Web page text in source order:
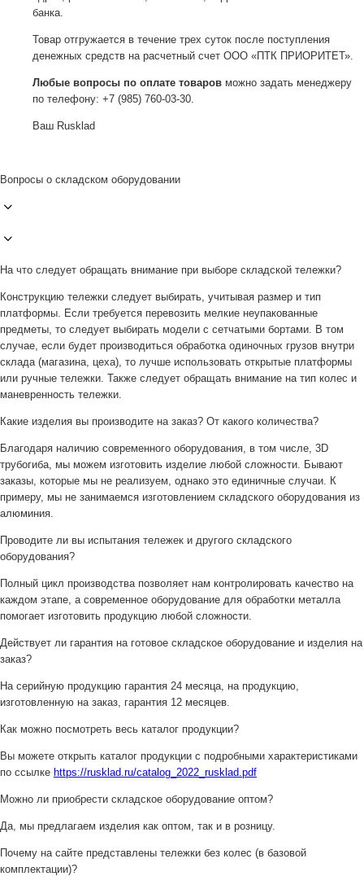
банка.
Товар отгружается в течение трех суток после поступления
денежных средств на расчетный счет ООО «ПТК ПРИОРИТЕТ».
Любые вопросы по оплате товаров можно задать менеджеру
по телефону: +7 (985) 760-03-30.
Ваш Rusklad
Вопросы о складском оборудовании
На что следует обращать внимание при выборе складской тележки?
Конструкцию тележки следует выбирать, учитывая размер и тип
платформы. Если требуется перевозить мелкие неупакованные
предметы, то следует выбирать модели с сетчатыми бортами. В том
случае, если будет производиться обработка одиночных грузов внутри
склада (магазина, цеха), то лучше использовать открытые платформы
или ручные тележки. Также следует обращать внимание на тип колес и
маневренность тележки.
Какие изделия вы производите на заказ? От какого количества?
Благодаря наличию современного оборудования, в том числе, 3D
трубогиба, мы можем изготовить изделие любой сложности. Бывают
заказы, которые мы не реализуем, однако это единичные случаи. К
примеру, мы не занимаемся изготовлением складского оборудования из
алюминия.
Проводите ли вы испытания тележек и другого складского
оборудования?
Полный цикл производства позволяет нам контролировать качество на
каждом этапе, а современное оборудование для обработки металла
помогает изготовить продукцию любой сложности.
Действует ли гарантия на готовое складское оборудование и изделия на
заказ?
На серийную продукцию гарантия 24 месяца, на продукцию,
изготовленную на заказ, гарантия 12 месяцев.
Как можно посмотреть весь каталог продукции?
Вы можете открыть каталог продукции с подробными характеристиками
по ссылке https://rusklad.ru/catalog_2022_rusklad.pdf
Можно ли приобрести складское оборудование оптом?
Да, мы предлагаем изделия как оптом, так и в розницу.
Почему на сайте представлены тележки без колес (в базовой
комплектации)?